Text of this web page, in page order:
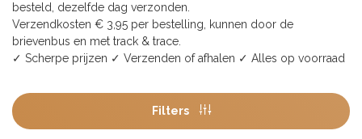
besteld, dezelfde dag verzonden.
Verzendkosten € 3,95 per bestelling, kunnen door de
brievenbus en met track & trace.
✓ Scherpe prijzen ✓ Verzenden of afhalen ✓ Alles op voorraad
Filters